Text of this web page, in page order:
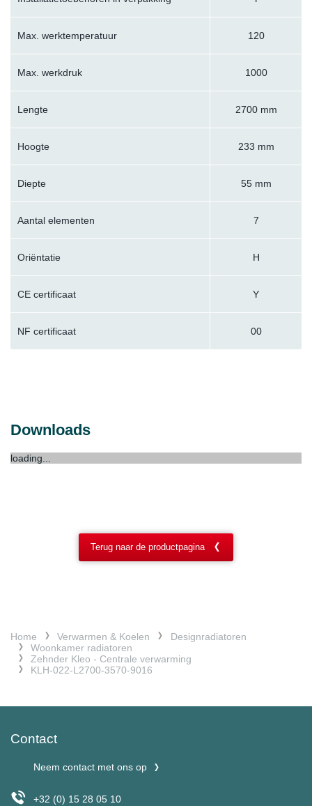
Max. werktemperatuur 120
Max. werkdruk 1000
Lengte 2700 mm
Hoogte 233 mm
Diepte 55 mm
Aantal elementen 7
Oriëntatie H
CE certificaat Y
NF certificaat 00
Downloads
loading...
Terug naar de productpagina
Home Verwarmen & Koelen
Designradiatoren
Woonkamer radiatoren
Zehnder Kleo - Centrale verwarming
KLH-022-L2700-3570-9016
Contact
Neem contact met ons op
+32 (0) 15 28 05 10